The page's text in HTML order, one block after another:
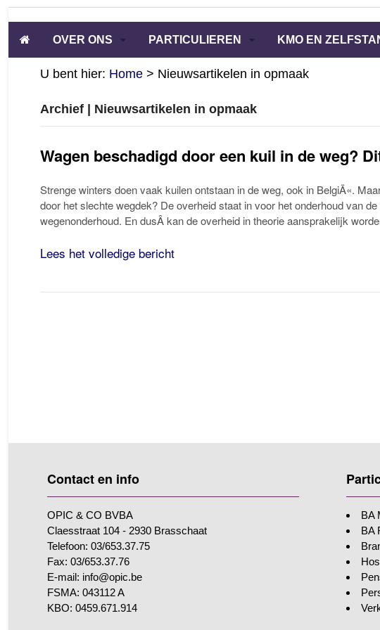
OVER ONS PARTICULIEREN KMO EN
U bent hier: Home > Nieuwsartikelen in opmaak
Archief | Nieuwsartikelen in opmaak
Wagen beschadigd door een kuil in de weg?
Strenge winters doen vaak kuilen ontstaan in de weg, ook in BelgiÃ«.
door het slechte wegdek? De overheid staat in voor het onderhoud van
wegenonderhoud. En dusÂ kan de overheid in theorie aansprakelijk
Lees het volledige bericht
Contact en info
OPIC & CO BVBA
Claesstraat 104 - 2930 Brasschaat
Telefoon: 03/653.37.75
Fax: 03/653.37.76
E-mail: info@opic.be
FSMA: 043112 A
KBO: 0459.671.914
BA
BA